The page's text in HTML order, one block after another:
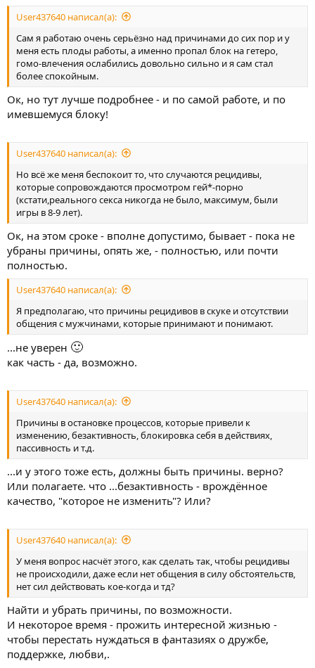
User437640 написал(а):
Сам я работаю очень серьёзно над причинами до сих пор и у
меня есть плоды работы, а именно пропал блок на гетеро,
гомо-влечения ослабились довольно сильно и я сам стал
более спокойным.
Ок, но тут лучше подробнее - и по самой работе, и по
имевшемуся блоку!
User437640 написал(а):
Но всё же меня беспокоит то, что случаются рецидивы,
которые сопровождаются просмотром гей*-порно
(кстати,реального секса никогда не было, максимум, были
игры в 8-9 лет).
Ок, на этом сроке - вполне допустимо, бывает - пока не
убраны причины, опять же, - полностью, или почти
полностью.
User437640 написал(а):
Я предполагаю, что причины рецидивов в скуке и отсутствии
общения с мужчинами, которые принимают и понимают.
...не уверен 🙂
как часть - да, возможно.
User437640 написал(а):
Причины в остановке процессов, которые привели к
изменению, безактивность, блокировка себя в действиях,
пассивность и т.д.
...и у этого тоже есть, должны быть причины. верно?
Или полагаете. что ...безактивность - врождённое
качество, "которое не изменить"? Или?
User437640 написал(а):
У меня вопрос насчёт этого, как сделать так, чтобы рецидивы
не происходили, даже если нет общения в силу обстоятельств,
нет сил действовать кое-когда и тд?
Найти и убрать причины, по возможности.
И некоторое время - прожить интересной жизнью -
чтобы перестать нуждаться в фантазиях о дружбе,
поддержке, любви,.